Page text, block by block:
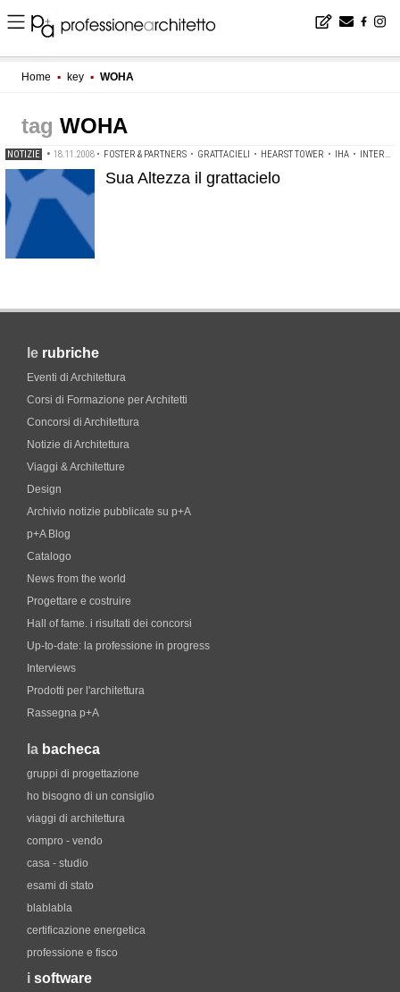
Home ▪ key ▪ WOHA
WOHA
NOTIZIE • 18.11.2008 • FOSTER & PARTNERS • GRATTACIELI • HEARST TOWER • IHA • INTERNATIONAL HIGHRISE AWARD
Sua Altezza il grattacielo
le rubriche
Eventi di Architettura
Corsi di Formazione per Architetti
Concorsi di Architettura
Notizie di Architettura
Viaggi & Architetture
Design
Archivio notizie pubblicate su p+A
p+A Blog
Catalogo
News from the world
Progettare e costruire
Hall of fame. i risultati dei concorsi
Up-to-date: la professione in progress
Interviews
Prodotti per l'architettura
Rassegna p+A
la bacheca
gruppi di progettazione
ho bisogno di un consiglio
viaggi di architettura
compro - vendo
casa - studio
esami di stato
blablabla
certificazione energetica
professione e fisco
i software